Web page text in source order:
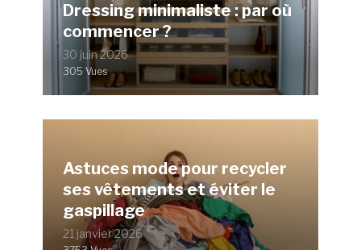
Dressing minimaliste : par où
commencer ?
30 juin 2026
305 Vues
Astuces mode pour recycler
ses vêtements et éviter le
gaspillage
21 janvier 2026